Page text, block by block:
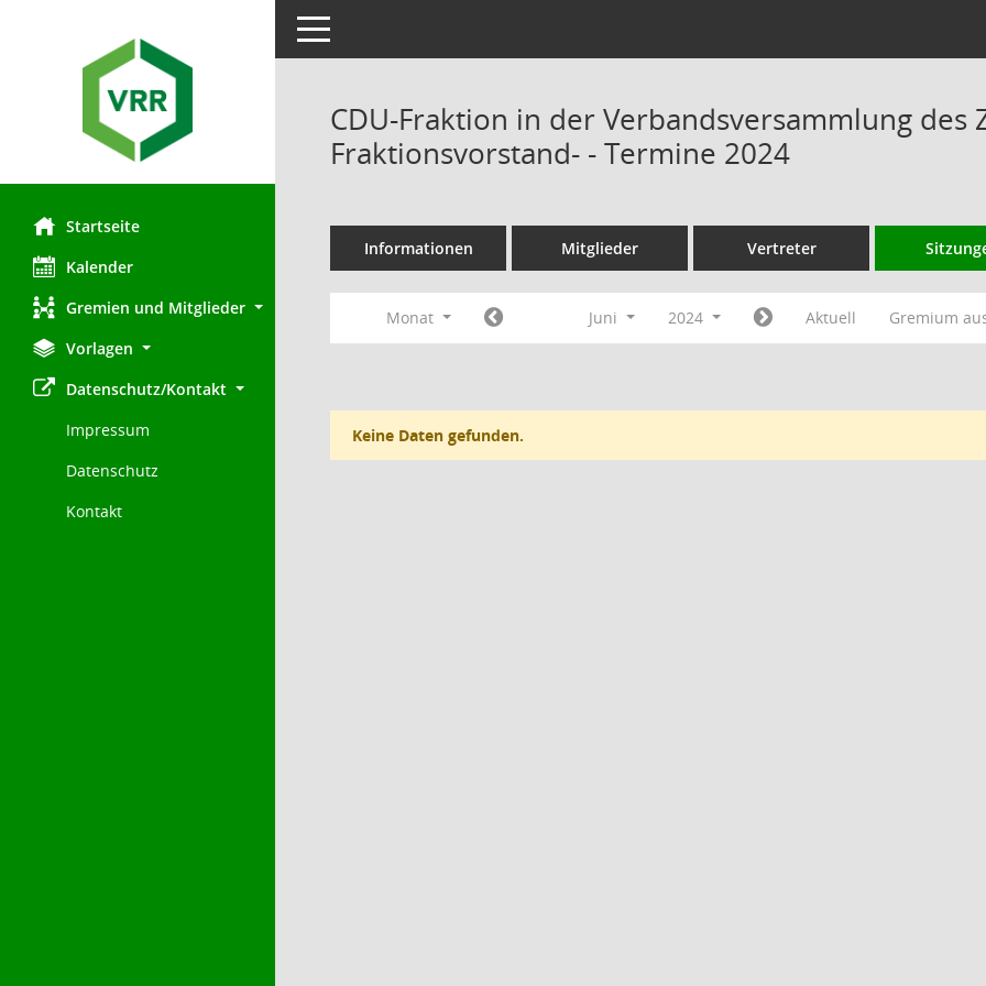
Startseite
Kalender
Gremien und Mitglieder
Vorlagen
Datenschutz/Kontakt
Impressum
Datenschutz
Kontakt
Toggle navigation
CDU-Fraktion in der Verbandsversammlung des
Fraktionsvorstand- - Termine 2024
Informationen Mitglieder Vertreter
Monat Juni 2024 Aktuell Gremium
Keine Daten gefunden.